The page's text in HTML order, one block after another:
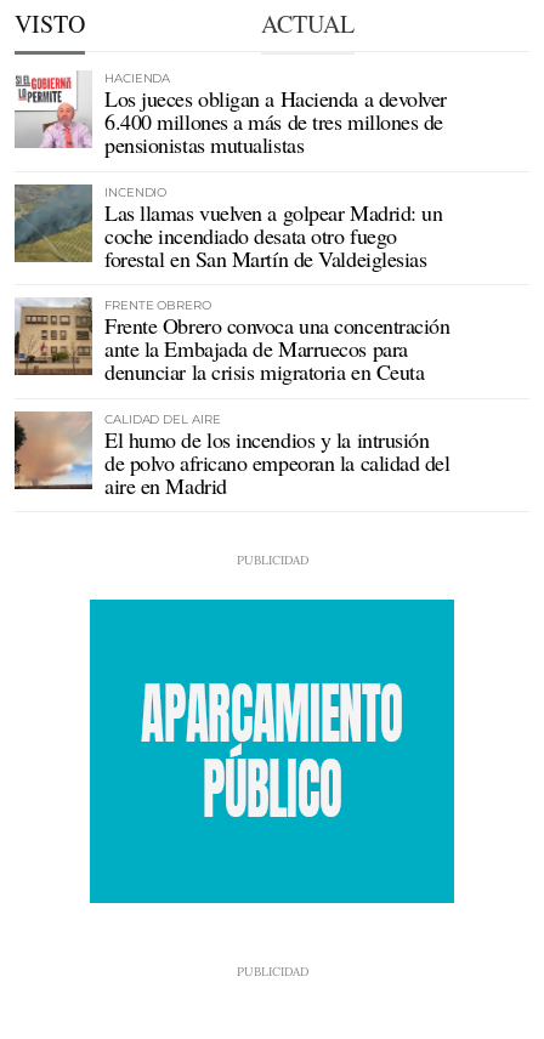
VISTO ACTUAL
HACIENDA
Los jueces obligan a Hacienda a devolver
6.400 millones a más de tres millones de
pensionistas mutualistas
INCENDIO
Las llamas vuelven a golpear Madrid: un
coche incendiado desata otro fuego
forestal en San Martín de Valdeiglesias
FRENTE OBRERO
Frente Obrero convoca una concentración
ante la Embajada de Marruecos para
denunciar la crisis migratoria en Ceuta
CALIDAD DEL AIRE
El humo de los incendios y la intrusión
de polvo africano empeoran la calidad del
aire en Madrid